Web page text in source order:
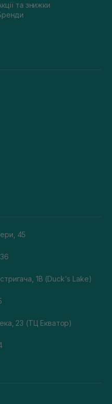
та знижки
45
1В (Duck's Lake)
23 (ТЦ Екватор)